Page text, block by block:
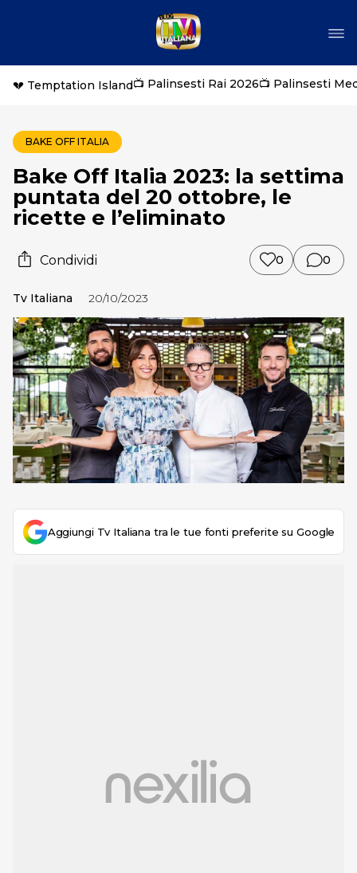
💔 Temptation Island📺 Palinsesti Rai 2026📺 Palinsesti
BAKE OFF ITALIA
Bake Off Italia 2023: la settima
puntata del 20 ottobre, le
ricette e l’eliminato
Condividi 0 0
Tv Italiana 20/10/2023
Aggiungi Tv Italiana tra le tue fonti preferite su Google